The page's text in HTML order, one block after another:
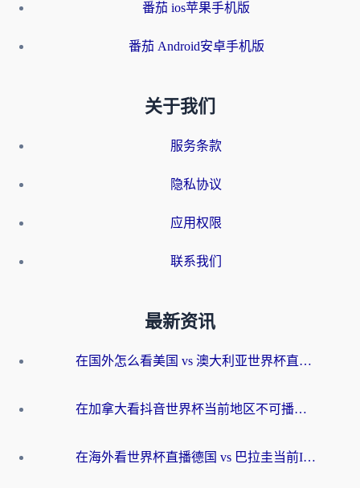
番茄 ios苹果手机版
番茄 Android安卓手机版
关于我们
服务条款
隐私协议
应用权限
联系我们
最新资讯
在国外怎么看美国 vs 澳大利亚世界杯直播？海外党必藏的中文解说观赛指南
在加拿大看抖音世界杯当前地区不可播放？海外党体育观赛终极指南
在海外看世界杯直播德国 vs 巴拉圭当前IP受限制？这篇指南帮你轻松解决地区限制